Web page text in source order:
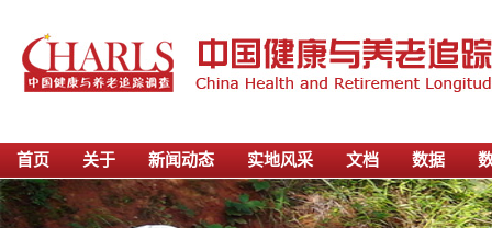
首页 关于 新闻动态 实地风采 文档 数据